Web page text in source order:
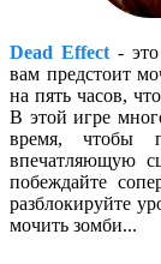
Dead Effect- это
вам предстоит
на пять часов,
В этой игре
время, чтобы
впечатляющую
побеждайте
разблокируйте
мочить зомби...